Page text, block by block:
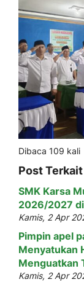
Dibaca 109 kali
Post Terkait
SMK Karsa
2026/2027 di
Kamis, 2 Apr
Pimpin apel
Menyatukan
Menguatkan
Kamis, 2 Apr